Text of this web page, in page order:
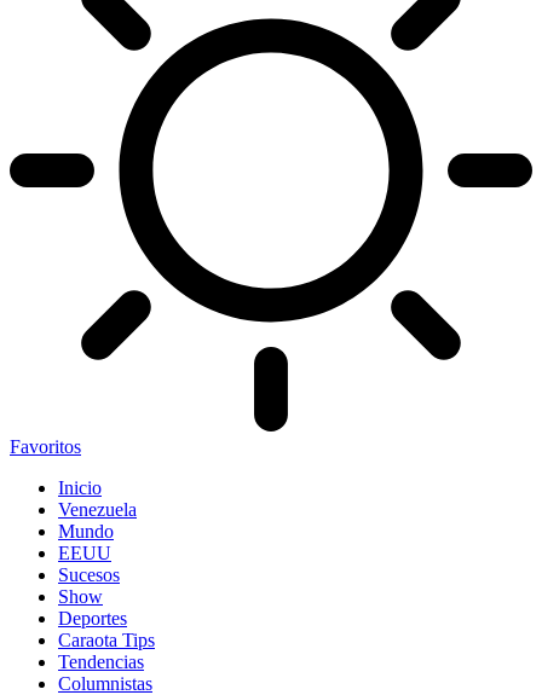
Favoritos
Inicio
Venezuela
Mundo
EEUU
Sucesos
Show
Deportes
Caraota Tips
Tendencias
Columnistas